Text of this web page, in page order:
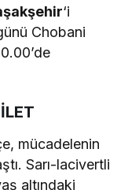
‘i
Chobani
mücadelenin
Sarı-lacivertli
altındaki